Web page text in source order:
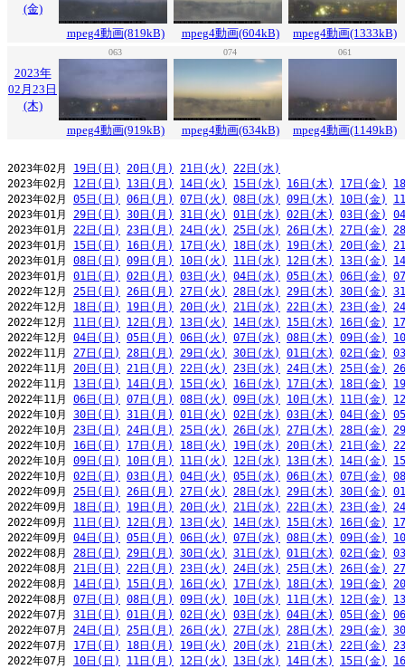
(金)
mpeg4動画(819kB)
mpeg4動画(604kB) mpeg4動画(1333kB)
063 074 061
2023年
02月23日
(木)
mpeg4動画(919kB)
mpeg4動画(634kB) mpeg4動画(1149kB)
2023年02月 19日(日) 20日(月) 21日(火)
22日(水)
2023年02月 12日(日) 13日(月) 14日(火) 15日(水) 16日(木) 17日(金)
2023年02月 05日(日) 06日(月) 07日(火) 08日(水) 09日(木) 10日(金)
2023年01月 29日(日) 30日(月) 31日(火) 01日(水) 02日(木) 03日(金)
2023年01月 22日(日) 23日(月) 24日(火) 25日(水) 26日(木) 27日(金)
2023年01月 15日(日) 16日(月) 17日(火) 18日(水) 19日(木) 20日(金)
2023年01月 08日(日) 09日(月) 10日(火) 11日(水) 12日(木) 13日(金)
2023年01月 01日(日) 02日(月) 03日(火) 04日(水) 05日(木) 06日(金)
2022年12月 25日(日) 26日(月) 27日(火) 28日(水) 29日(木) 30日(金)
2022年12月 18日(日) 19日(月) 20日(火) 21日(水) 22日(木) 23日(金)
2022年12月 11日(日) 12日(月) 13日(火) 14日(水) 15日(木) 16日(金)
2022年12月 04日(日) 05日(月) 06日(火) 07日(水) 08日(木) 09日(金)
2022年11月 27日(日) 28日(月) 29日(火) 30日(水) 01日(木) 02日(金)
2022年11月 20日(日) 21日(月) 22日(火) 23日(水) 24日(木) 25日(金)
2022年11月 13日(日) 14日(月) 15日(火) 16日(水) 17日(木) 18日(金)
2022年11月 06日(日) 07日(月) 08日(火) 09日(水) 10日(木) 11日(金)
2022年10月 30日(日) 31日(月) 01日(火) 02日(水) 03日(木) 04日(金)
2022年10月 23日(日) 24日(月) 25日(火) 26日(水) 27日(木) 28日(金)
2022年10月 16日(日) 17日(月) 18日(火) 19日(水) 20日(木) 21日(金)
2022年10月 09日(日) 10日(月) 11日(火) 12日(水) 13日(木) 14日(金)
2022年10月 02日(日) 03日(月) 04日(火) 05日(水) 06日(木) 07日(金)
2022年09月 25日(日) 26日(月) 27日(火) 28日(水) 29日(木) 30日(金)
2022年09月 18日(日) 19日(月) 20日(火) 21日(水) 22日(木) 23日(金)
2022年09月 11日(日) 12日(月) 13日(火) 14日(水) 15日(木) 16日(金)
2022年09月 04日(日) 05日(月) 06日(火) 07日(水) 08日(木) 09日(金)
2022年08月 28日(日) 29日(月) 30日(火) 31日(水) 01日(木) 02日(金)
2022年08月 21日(日) 22日(月) 23日(火) 24日(水) 25日(木) 26日(金)
2022年08月 14日(日) 15日(月) 16日(火) 17日(水) 18日(木) 19日(金)
2022年08月 07日(日) 08日(月) 09日(火) 10日(水) 11日(木) 12日(金)
2022年07月 31日(日) 01日(月) 02日(火) 03日(水) 04日(木) 05日(金)
2022年07月 24日(日) 25日(月) 26日(火) 27日(水) 28日(木) 29日(金)
2022年07月 17日(日) 18日(月) 19日(火) 20日(水) 21日(木) 22日(金)
2022年07月 10日(日) 11日(月) 12日(火) 13日(水) 14日(木) 15日(金)